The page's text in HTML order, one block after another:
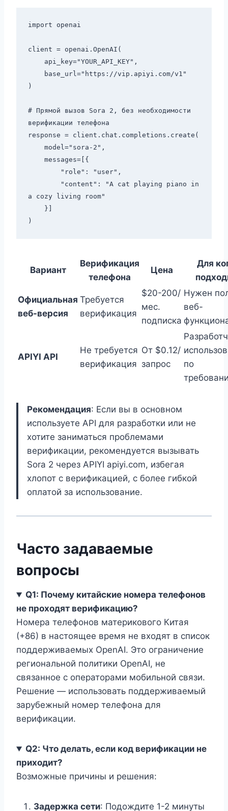
import openai
client = openai.OpenAI(
)
# Прямой вызов Sora 2, без необходимости
верификации телефона
response = client.chat.completions.create(
a cozy living room"
Вариант
Верификация
телефона
Цена
Для
Официальная
веб-версия
Требуется
верификация
$20-200/
мес.
подписка
Нужен
веб-
APIYI API
Не требуется
верификация
От $0.12/
запрос
по
Рекомендация: Если вы в основном
используете API для разработки или не
хотите заниматься проблемами
верификации, рекомендуется вызывать
Sora 2 через APIYI apiyi.com, избегая
хлопот с верификацией, с более гибкой
оплатой за использование.
Часто задаваемые
вопросы
Q1: Почему китайские номера телефонов
не проходят верификацию?
Номера телефонов материкового Китая
(+86) в настоящее время не входят в список
поддерживаемых OpenAI. Это ограничение
региональной политики OpenAI, не
связанное с операторами мобильной связи.
Решение — использовать поддерживаемый
зарубежный номер телефона для
верификации.
Q2: Что делать, если код верификации не
приходит?
Возможные причины и решения:
Задержка сети: Подождите 1-2 минуты